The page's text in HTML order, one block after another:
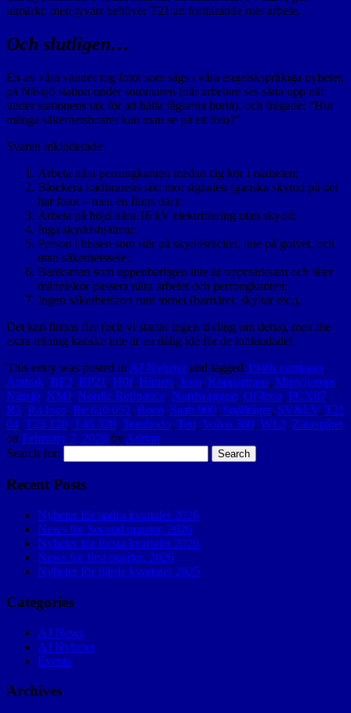
utmärkt; men tyvärr behöver T21:an fortfarande mer arbete.
Och slutligen…
En av våra vänner tog fotot som sågs i våra engelskspråkiga nyheter,
på Nässjö station under sommaren (där arbetare ses sätta upp nät
under stationens tak för att hålla fåglarna borta), och frågade: “Hur
många säkerhetsbrister kan man se på ett foto?”
Svaren inkluderade:
Arbeta nära perrongkanten medan tåg kör i närheten;
Blockera lokförarens sikt mot signalen (ganska skymd på det
här fotot – men en finns där);
Arbeta på höjd nära 16 kV elektrifiering utan skydd;
Inga skyddshjälmar;
Person i hissen som står på skyddsräcket, inte på golvet, och
utan säkerhetssele;
Banksman som uppenbarligen inte är uppmärksam och låter
människor passera nära arbetet och perrongkanten;
Ingen säkerhetszon runt tornet (barriärer, skyltar etc.).
Det kan finnas fler (och vi startar ingen tävling om detta), men lite
extra träning kanske inte är en dålig idé för de inblandade!
This entry was posted in AJ Nyheter and tagged 1940s carriages,
Amtrak, BF2, BP21 , H0f, Himrrs, Jeco, Koppartrans, Minichamps,
Nässjö, NMJ, Nordic Refinance, Nordwaggon, Of-loco, PCX87,
R3, Ra-loco, Re 620 052, Roco, Saab 900, Snälltåget, SV&LV, T21
64, T23 120, T45 328, Tenshodo, Teu, Volvo 360, WL2, Zätaspåret
on February 7, 2026 by Adrian.
Search for:
Recent Posts
Nyheter för andra kvartalet 2026
News for Second quarter, 2026
Nyheter för första kvartalet 2026
News for first quarter, 2026
Nyheter för fjärde kvartalet 2025
Categories
AJ News
AJ Nyheter
Events
Archives